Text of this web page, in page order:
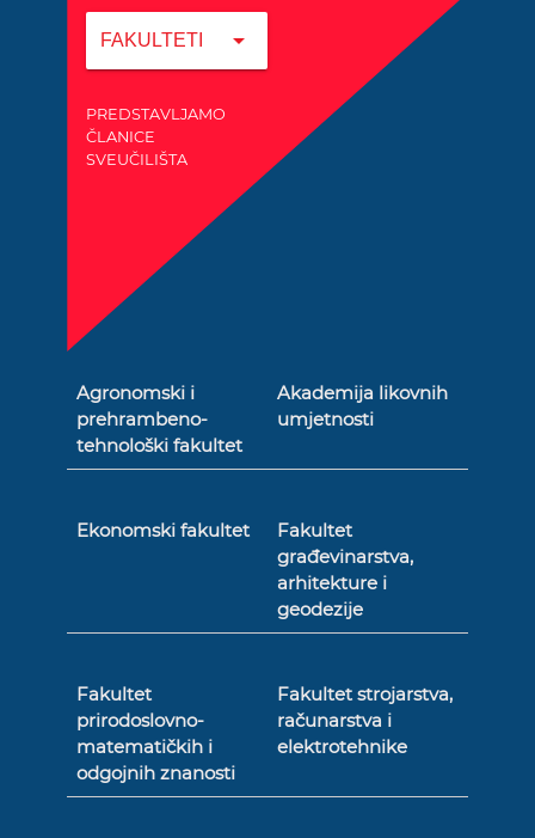
FAKULTETI arrow_drop_down
PREDSTAVLJAMO
ČLANICE
SVEUČILIŠTA
Agronomski i
prehrambeno-
tehnološki fakultet
Akademija likovnih
umjetnosti
Ekonomski fakultet
Fakultet
građevinarstva,
arhitekture i
geodezije
Fakultet
prirodoslovno-
matematičkih i
odgojnih znanosti
Fakultet strojarstva,
računarstva i
elektrotehnike